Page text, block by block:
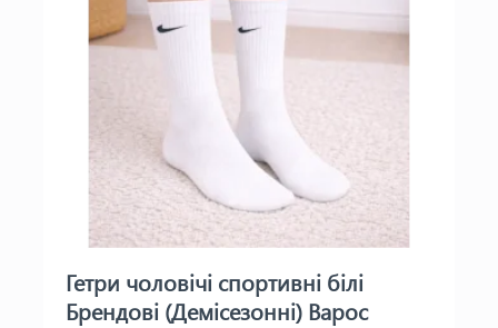
Гетри чоловічі спортивні білі
Брендові (Демісезонні) Варос